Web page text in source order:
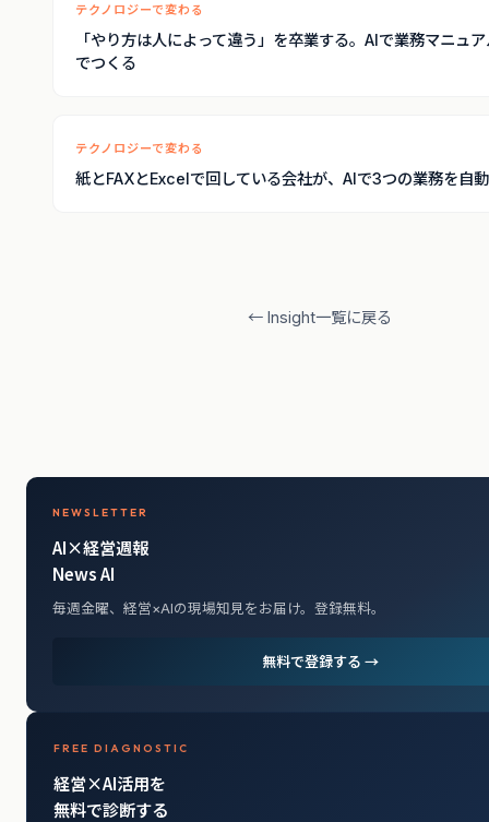
テクノロジーで変わる
「やり方は人によって違う」を卒業する。AIで業務マニュ
でつくる
テクノロジーで変わる
紙とFAXとExcelで回している会社が、AIで3つの業務を自
← Insight一覧に戻る
NEWSLETTER
AI×経営週報
News AI
毎週金曜、経営×AIの現場知見をお届け。登録無料。
無料で登録する →
FREE DIAGNOSTIC
経営×AI活用を
無料で診断する